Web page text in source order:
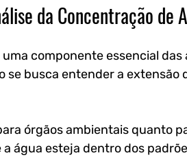
da Concentração de
uma componente essencial das
se busca entender a extensão
órgãos ambientais quanto
água esteja dentro dos